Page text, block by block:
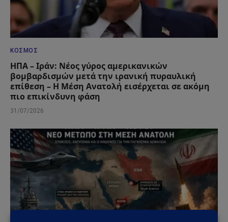
ΚΌΣΜΟΣ
ΗΠΑ – Ιράν: Νέος γύρος αμερικανικών
βομβαρδισμών μετά την ιρανική πυραυλική
επίθεση – Η Μέση Ανατολή εισέρχεται σε ακόμη
πιο επικίνδυνη φάση
31/07/2026